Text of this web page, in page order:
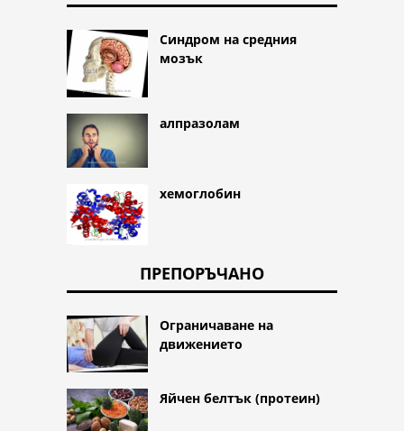
Синдром на средния
мозък
алпразолам
хемоглобин
ПРЕПОРЪЧАНО
Ограничаване на
движението
Яйчен белтък (протеин)